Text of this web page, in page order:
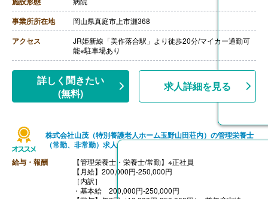
［その他手当］
・早出手当 2,000円
・遅出手当 1,000円
【賞与】年2回（計4.50ヶ月分）※前年度実績
【通勤手当】あり（上限14,000円/月）
【昇給】あり（1月あたり2,000円）※前年度実績
事業所所在地 岡山県真庭市上市瀬368
アクセス
JR姫新線「美作落合駅」より徒歩20分/マイカー通勤可
能※駐車場あり
詳しく聞きたい
(無料)
求人詳細を見る
株式会社山茂（特別養護老人ホーム玉野山田荘内）の管理栄養士
（常勤、非常勤）求人
給与・報酬
【管理栄養士・栄養士/常勤】※正社員
【月給】200,000円-250,000円
［内訳］
・基本給 200,000円‐250,000円